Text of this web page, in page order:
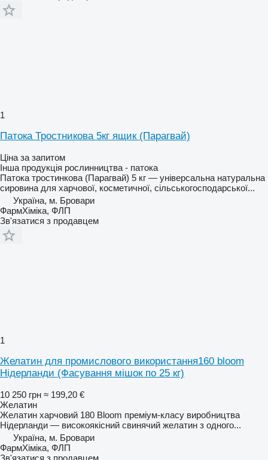
1
Патока Тростникова 5кг ящик (Парагвай)
Ціна за запитом
Інша продукція рослинництва - патока
Патока тростинкова (Парагвай) 5 кг — універсальна натуральна
сировина для харчової, косметичної, сільськогосподарської...
Україна, м. Бровари
ФармХіміка, ФЛП
Зв'язатися з продавцем
1
Желатин для промислового використання160 bloom
Нідерланди (Фасування мішок по 25 кг)
10 250 грн ≈ 199,20 €
Желатин
Желатин харчовий 180 Bloom преміум-класу виробництва
Нідерланди — високоякісний свинячий желатин з одного...
Україна, м. Бровари
ФармХіміка, ФЛП
Зв'язатися з продавцем